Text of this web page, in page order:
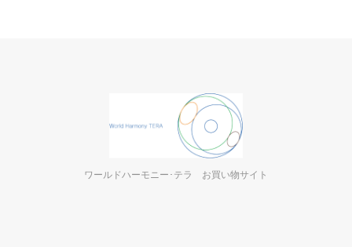
ワールドハーモニー･テラ お買い物サイト